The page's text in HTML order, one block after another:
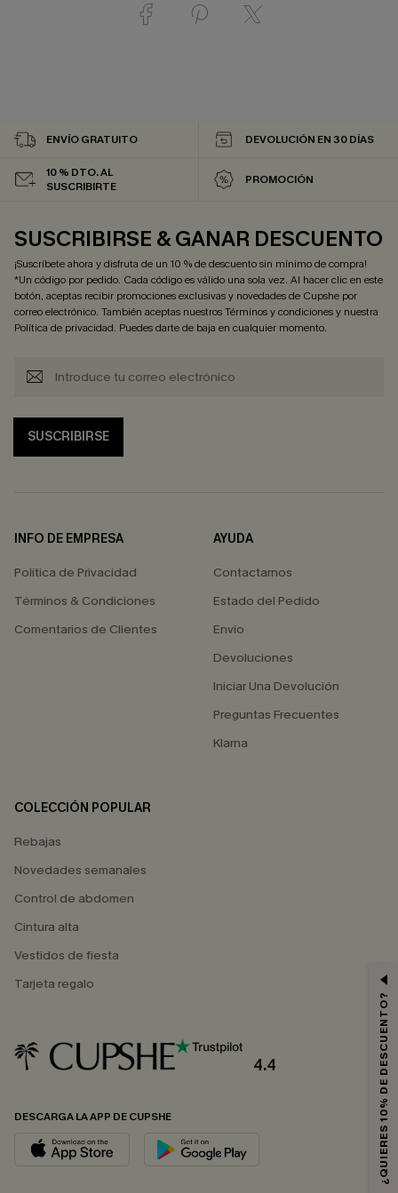
ENVÍO GRATUITO DEVOLUCIÓN EN 30 DÍAS
10 % DTO. AL
SUSCRIBIRTE
PROMOCIÓN
SUSCRIBIRSE & GANAR DESCUENTO
¡Suscríbete ahora y disfruta de un 10 % de descuento sin mínimo de compra!
*Un código por pedido. Cada código es válido una sola vez. Al hacer clic en este
botón, aceptas recibir promociones exclusivas y novedades de Cupshe por
correo electrónico. También aceptas nuestrosTérminos y condicionesy nuestra
Política de privacidad. Puedes darte de baja en cualquier momento.
SUSCRIBIRSE
INFO DE EMPRESA
Política de Privacidad
Términos & Condiciones
Comentarios de Clientes
AYUDA
Contactarnos
Estado del Pedido
Envío
Devoluciones
Iniciar Una Devolución
Preguntas Frecuentes
Klarna
COLECCIÓN POPULAR
Rebajas
Novedades semanales
Control de abdomen
Cintura alta
Vestidos de fiesta
Tarjeta regalo
4.4
DESCARGA LA APP DE CUPSHE ¿QUIERES 10% DE DESCUENTO?